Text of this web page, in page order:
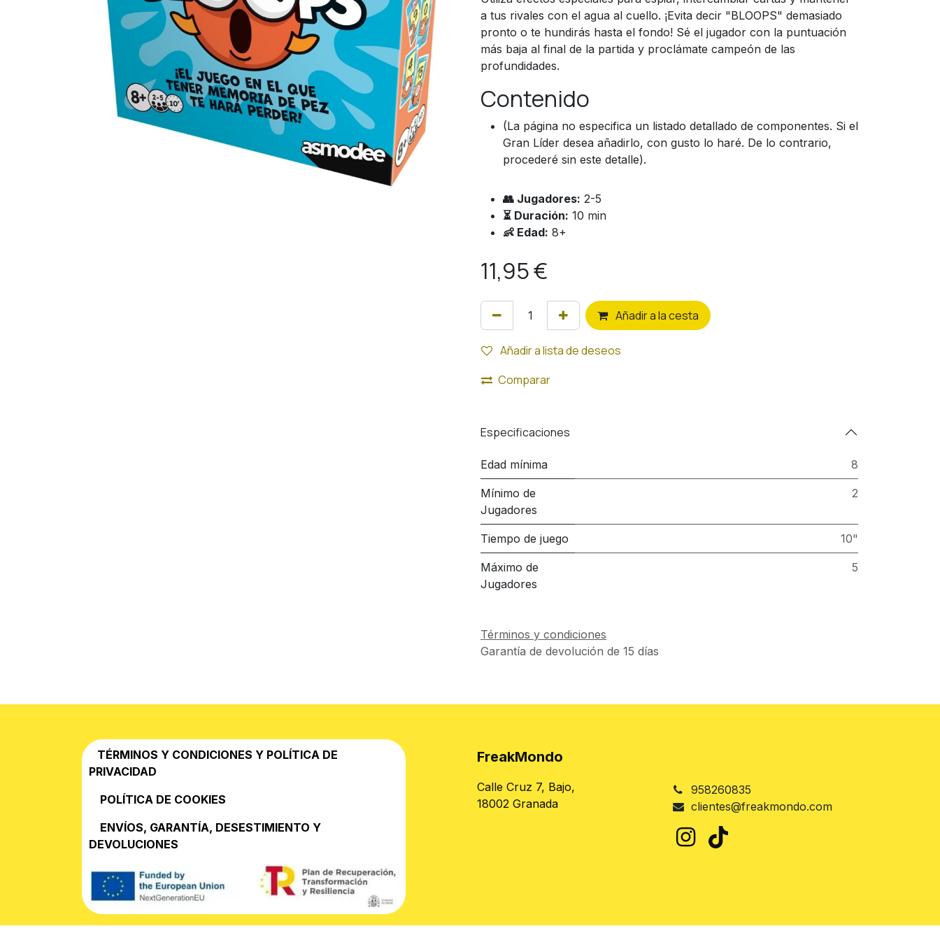
a tus rivales con el agua al cuello. ¡Evita decir "BLOOPS" demasiado
pronto o te hundirás hasta el fondo! Sé el jugador con la puntuación
más baja al final de la partida y proclámate campeón de las
profundidades.
Contenido
(La página no especifica un listado detallado de componentes. Si el
Gran Líder desea añadirlo, con gusto lo haré. De lo contrario,
procederé sin este detalle).
👥 Jugadores: 2-5
⏳ Duración: 10 min
👶 Edad: 8+
11,95€
Añadir a la cesta
Añadir a lista de deseos
Comparar
Especificaciones
Edad mínima 8
Mínimo de
Jugadores
2
Tiempo de juego 10"
Máximo de
Jugadores
5
Términos y condiciones
Garantía de devolución de 15 días
958260835
clientes@freakmondo.com
FreakMondo
Calle Cruz 7, Bajo,
18002 Granada
TÉRMINOS Y CONDICIONES Y POLÍTICA DE
PRIVACIDAD
POLÍTICA DE COOKIES
EN​VÍOS, GARANTÍA, DESESTIMIENTO Y
DEVOLUCIONES